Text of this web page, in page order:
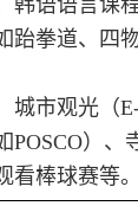
韩语语言课
跆拳道、四
城市观光（
POSCO）、
看棒球赛等。